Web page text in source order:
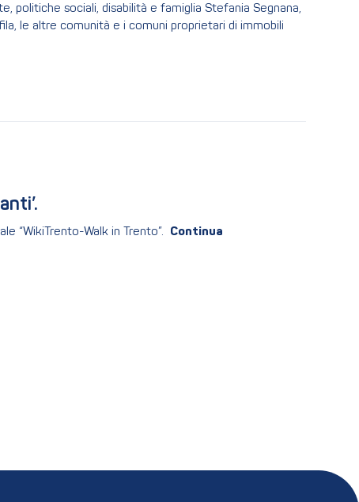
politiche sociali, disabilità e famiglia Stefania Segnana,
le altre comunità e i comuni proprietari di immobili
“WikiTrento-Walk in Trento”.